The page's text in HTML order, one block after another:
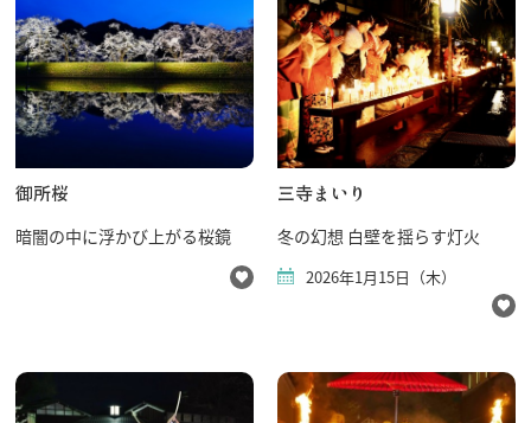
御所桜
暗闇の中に浮かび上がる桜鏡
三寺まいり
冬の幻想 白壁を揺らす灯火
2026年1月15日（木）